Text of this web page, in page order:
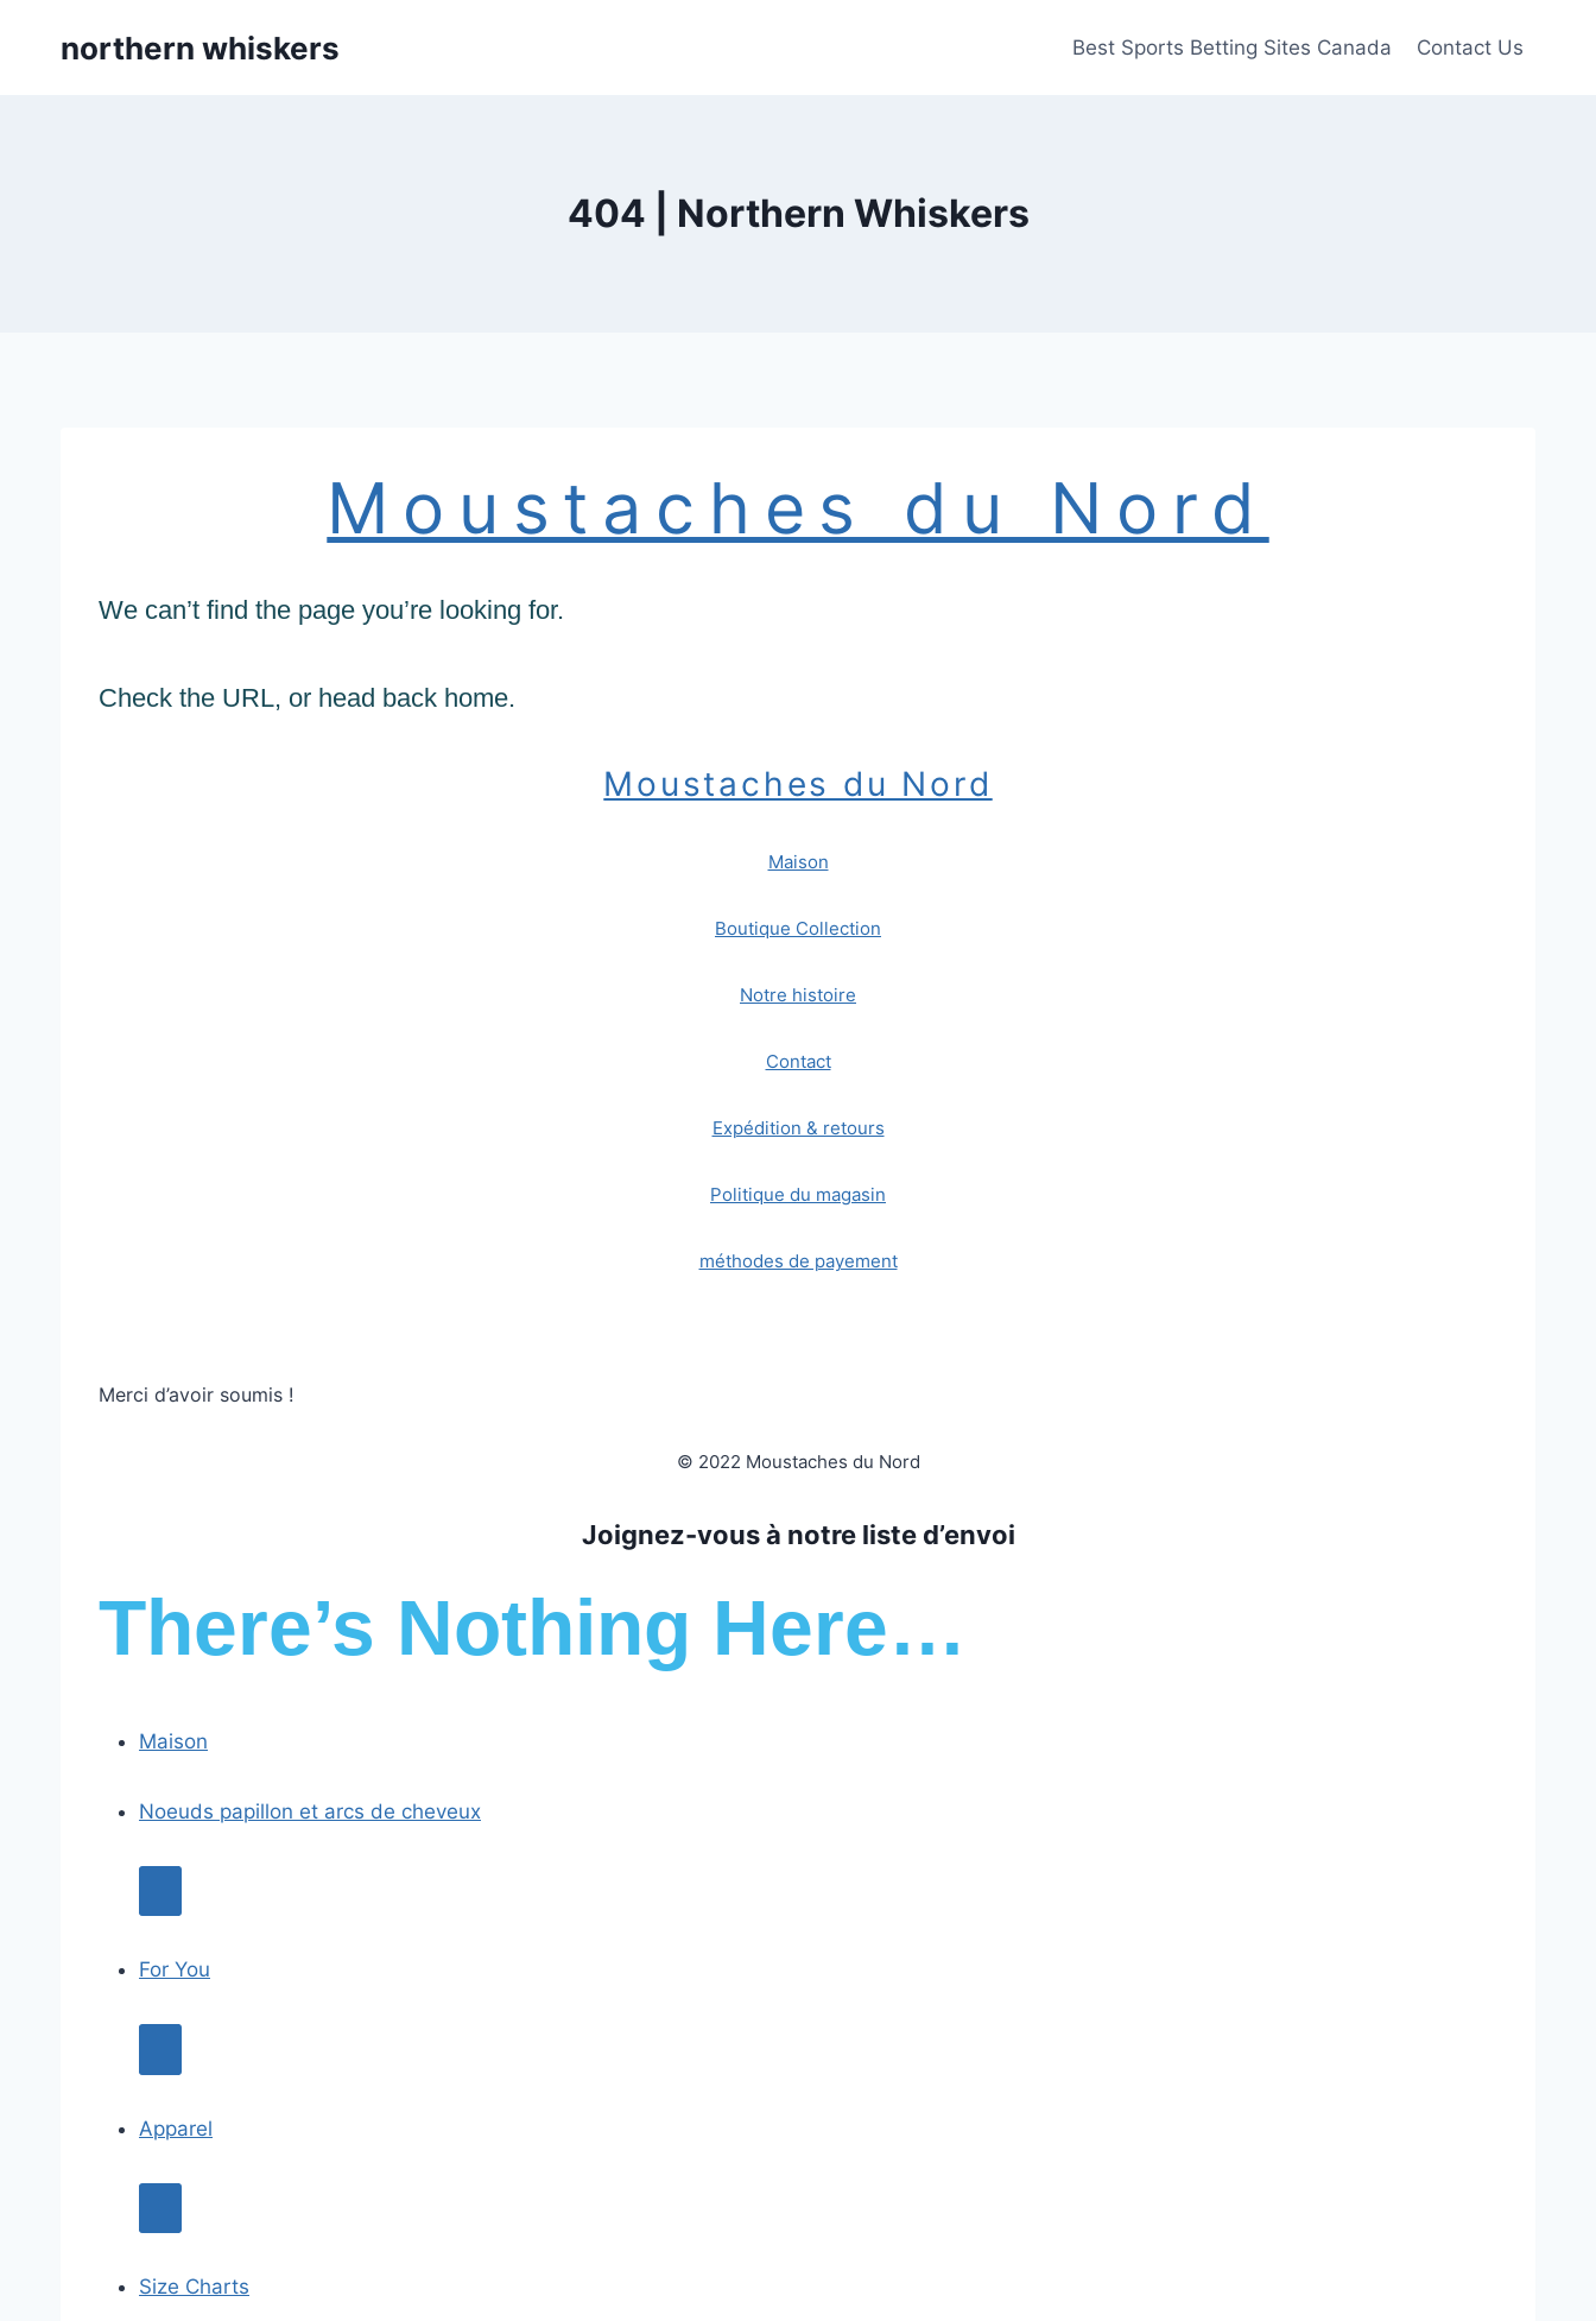
northern whiskers Best Sports Betting Sites Canada Contact Us
404 | Northern Whiskers
Moustaches du Nord
We can’t find the page you’re looking for.
Check the URL, or head back home.
Moustaches du Nord
Maison
Boutique Collection
Notre histoire
Contact
Expédition & retours
Politique du magasin
méthodes de payement
Merci d’avoir soumis !
© 2022 Moustaches du Nord
Joignez-vous à notre liste d’envoi
There’s Nothing Here…
Maison
Noeuds papillon et arcs de cheveux
For You
Apparel
Size Charts